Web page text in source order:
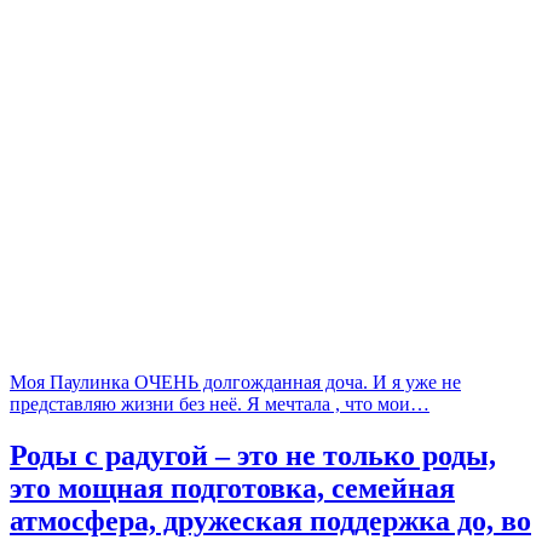
Моя Паулинка ОЧЕНЬ долгожданная доча. И я уже не
представляю жизни без неё. Я мечтала , что мои…
Роды с радугой – это не только роды,
это мощная подготовка, семейная
атмосфера, дружеская поддержка до, во